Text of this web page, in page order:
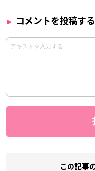
コメントを投稿する
この記事